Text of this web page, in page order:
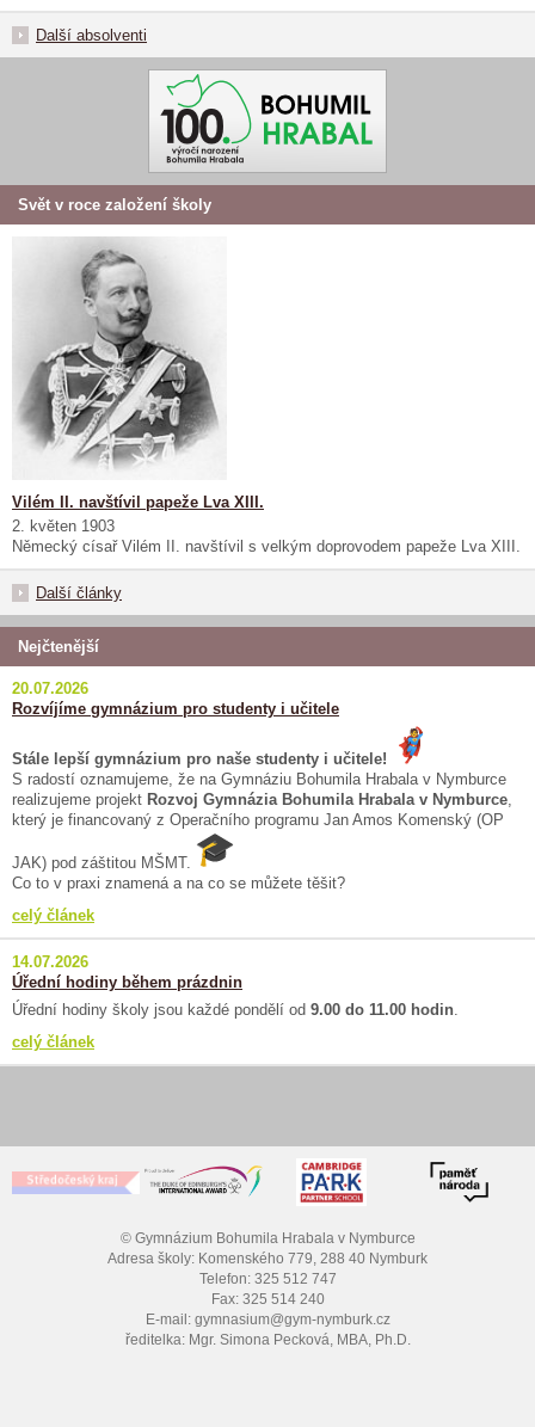
Další absolventi
Svět v roce založení školy
Vilém II. navštívil papeže Lva XIII.
2. květen 1903
Německý císař Vilém II. navštívil s velkým doprovodem papeže Lva XIII.
Další články
Nejčtenější
20.07.2026
Rozvíjíme gymnázium pro studenty i učitele
Stále lepší gymnázium pro naše studenty i učitele!
S radostí oznamujeme, že na Gymnáziu Bohumila Hrabala v Nymburce
realizujeme projekt Rozvoj Gymnázia Bohumila Hrabala v Nymburce
který je financovaný z Operačního programu Jan Amos Komenský (OP
JAK) pod záštitou MŠMT.
Co to v praxi znamená a na co se můžete těšit?
celý článek
14.07.2026
Úřední hodiny během prázdnin
Úřední hodiny školy jsou každé pondělí od 9.00 do 11.00 hodin
celý článek
© Gymnázium Bohumila Hrabala v Nymburce
Adresa školy: Komenského 779, 288 40 Nymburk
Telefon: 325 512 747
Fax: 325 514 240
E-mail: gymnasium@gym-nymburk.cz
ředitelka: Mgr. Simona Pecková, MBA, Ph.D.